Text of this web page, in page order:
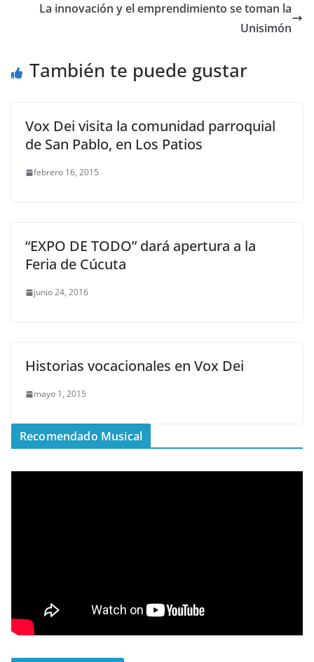
La innovación y el emprendimiento se toman la
Unisimón
También te puede gustar
Vox Dei visita la comunidad parroquial
de San Pablo, en Los Patios
febrero 16, 2015
“EXPO DE TODO” dará apertura a la
Feria de Cúcuta
junio 24, 2016
Historias vocacionales en Vox Dei
mayo 1, 2015
Recomendado Musical